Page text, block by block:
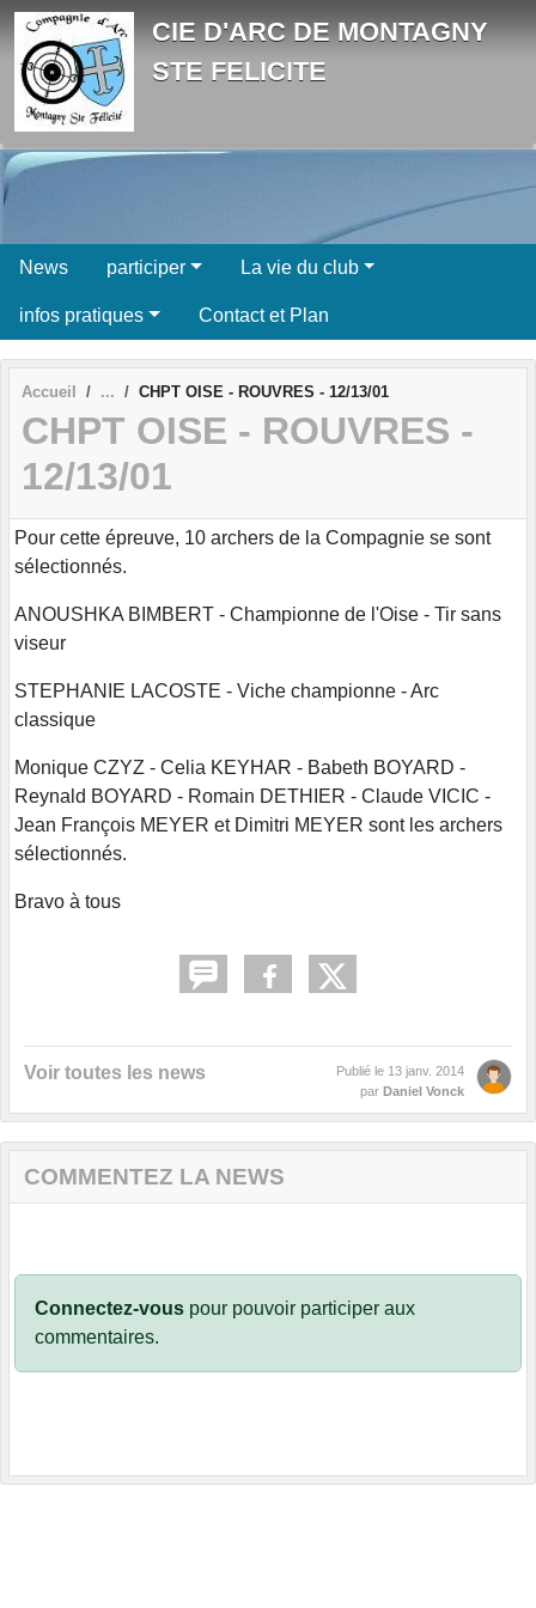
CIE D'ARC DE MONTAGNY
STE FELICITE
News participer La vie du club
infos pratiques Contact et Plan
Accueil CHPT OISE - ROUVRES - 12/13/01
CHPT OISE - ROUVRES -
12/13/01
Pour cette épreuve, 10 archers de la Compagnie se sont
sélectionnés.
ANOUSHKA BIMBERT - Championne de l'Oise - Tir sans
viseur
STEPHANIE LACOSTE - Viche championne - Arc
classique
Monique CZYZ - Celia KEYHAR - Babeth BOYARD -
Reynald BOYARD - Romain DETHIER - Claude VICIC -
Jean François MEYER et Dimitri MEYER sont les archers
sélectionnés.
Bravo à tous
Voir toutes les news Publié le 13 janv. 2014
par Daniel Vonck
COMMENTEZ LA NEWS
Connectez-vous pour pouvoir participer aux
commentaires.
Panneau de gestion des cookies